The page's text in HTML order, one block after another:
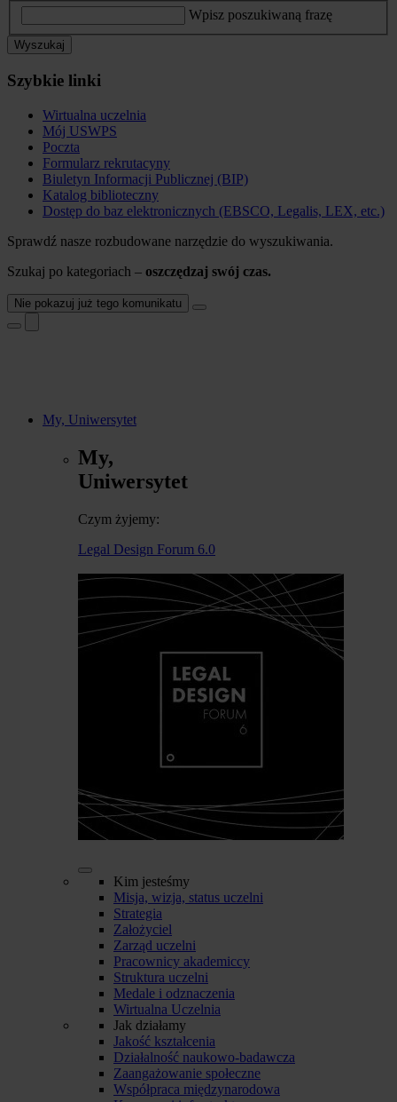
Wpisz poszukiwaną frazę
Wyszukaj
Szybkie linki
Wirtualna uczelnia
Mój USWPS
Poczta
Formularz rekrutacyny
Biuletyn Informacji Publicznej (BIP)
Katalog biblioteczny
Dostęp do baz elektronicznych (EBSCO, Legalis, LEX, etc.)
Sprawdź nasze rozbudowane narzędzie do wyszukiwania.
Szukaj po kategoriach – oszczędzaj swój czas.
Nie pokazuj już tego komunikatu
My, Uniwersytet
My,
Uniwersytet
Czym żyjemy:
Legal Design Forum 6.0
Kim jesteśmy
Misja, wizja, status uczelni
Strategia
Założyciel
Zarząd uczelni
Pracownicy akademiccy
Struktura uczelni
Medale i odznaczenia
Wirtualna Uczelnia
Jak działamy
Jakość kształcenia
Działalność naukowo-badawcza
Zaangażowanie społeczne
Współpraca międzynarodowa